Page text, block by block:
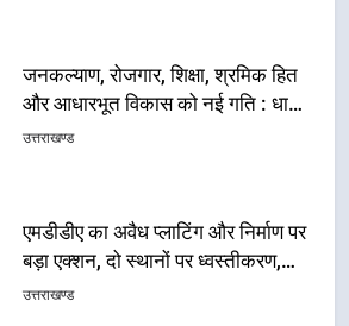
जनकल्याण, रोजगार, शिक्षा, श्रमिक हित
और आधारभूत विकास को नई गति : धामी
कैबिनेट के ऐतिहासिक फैसले
उत्तराखण्ड
एमडीडीए का अवैध प्लाटिंग और निर्माण पर
बड़ा एक्शन, दो स्थानों पर ध्वस्तीकरण,
मसूरी मार्ग पर अवैध निर्माण सील
उत्तराखण्ड